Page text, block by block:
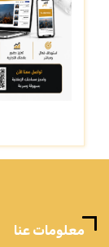
معلومات عنا